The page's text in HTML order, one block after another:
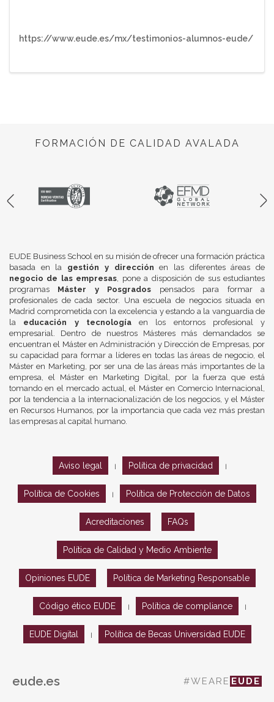
https://www.eude.es/mx/testimonios-alumnos-eude/
FORMACIÓN DE CALIDAD AVALADA
EUDE Business School en su misión de ofrecer una formación práctica
basada en la gestión y dirección en las diferentes áreas de
negocio de las empresas, pone a disposición de sus estudiantes
programas Máster y Posgrados pensados para formar a
profesionales de cada sector. Una escuela de negocios situada en
Madrid comprometida con la excelencia y estando a la vanguardia de
la educación y tecnologíaen los entornos profesional y
empresarial. Dentro de nuestros Másteres más demandados se
encuentran el Máster en Administración y Dirección de Empresas, por
su capacidad para formar a líderes en todas las áreas de negocio, el
Máster en Marketing, por ser una de las áreas más importantes de la
empresa, el Máster en Marketing Digital, por la fuerza que está
tomando en el mercado actual, el Máster en Comercio Internacional,
por la tendencia a la internacionalización de los negocios, y el Máster
en Recursos Humanos, por la importancia que cada vez más prestan
las empresas al capital humano.
Aviso legal Política de privacidad
Política de Cookies Política de Protección de Datos
Acreditaciones FAQs
Política de Calidad y Medio Ambiente
Opiniones EUDE Política de Marketing Responsable
Código ético EUDE Política de compliance
EUDE Digital Política de Becas Universidad EUDE
eude.es #WEARE EUDE